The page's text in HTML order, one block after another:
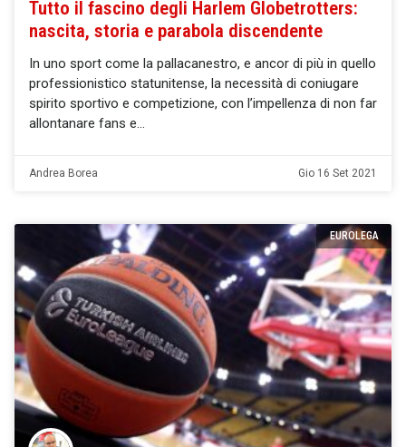
Tutto il fascino degli Harlem Globetrotters:
nascita, storia e parabola discendente
In uno sport come la pallacanestro, e ancor di più in quello
professionistico statunitense, la necessità di coniugare
spirito sportivo e competizione, con l’impellenza di non far
allontanare fans e
Andrea Borea Gio 16 Set 2021
EUROLEGA